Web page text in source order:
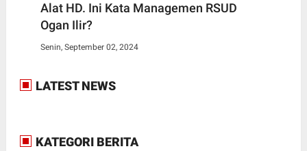
Alat HD. Ini Kata Managemen RSUD
Ogan Ilir?
Senin, September 02, 2024
LATEST NEWS
KATEGORI BERITA